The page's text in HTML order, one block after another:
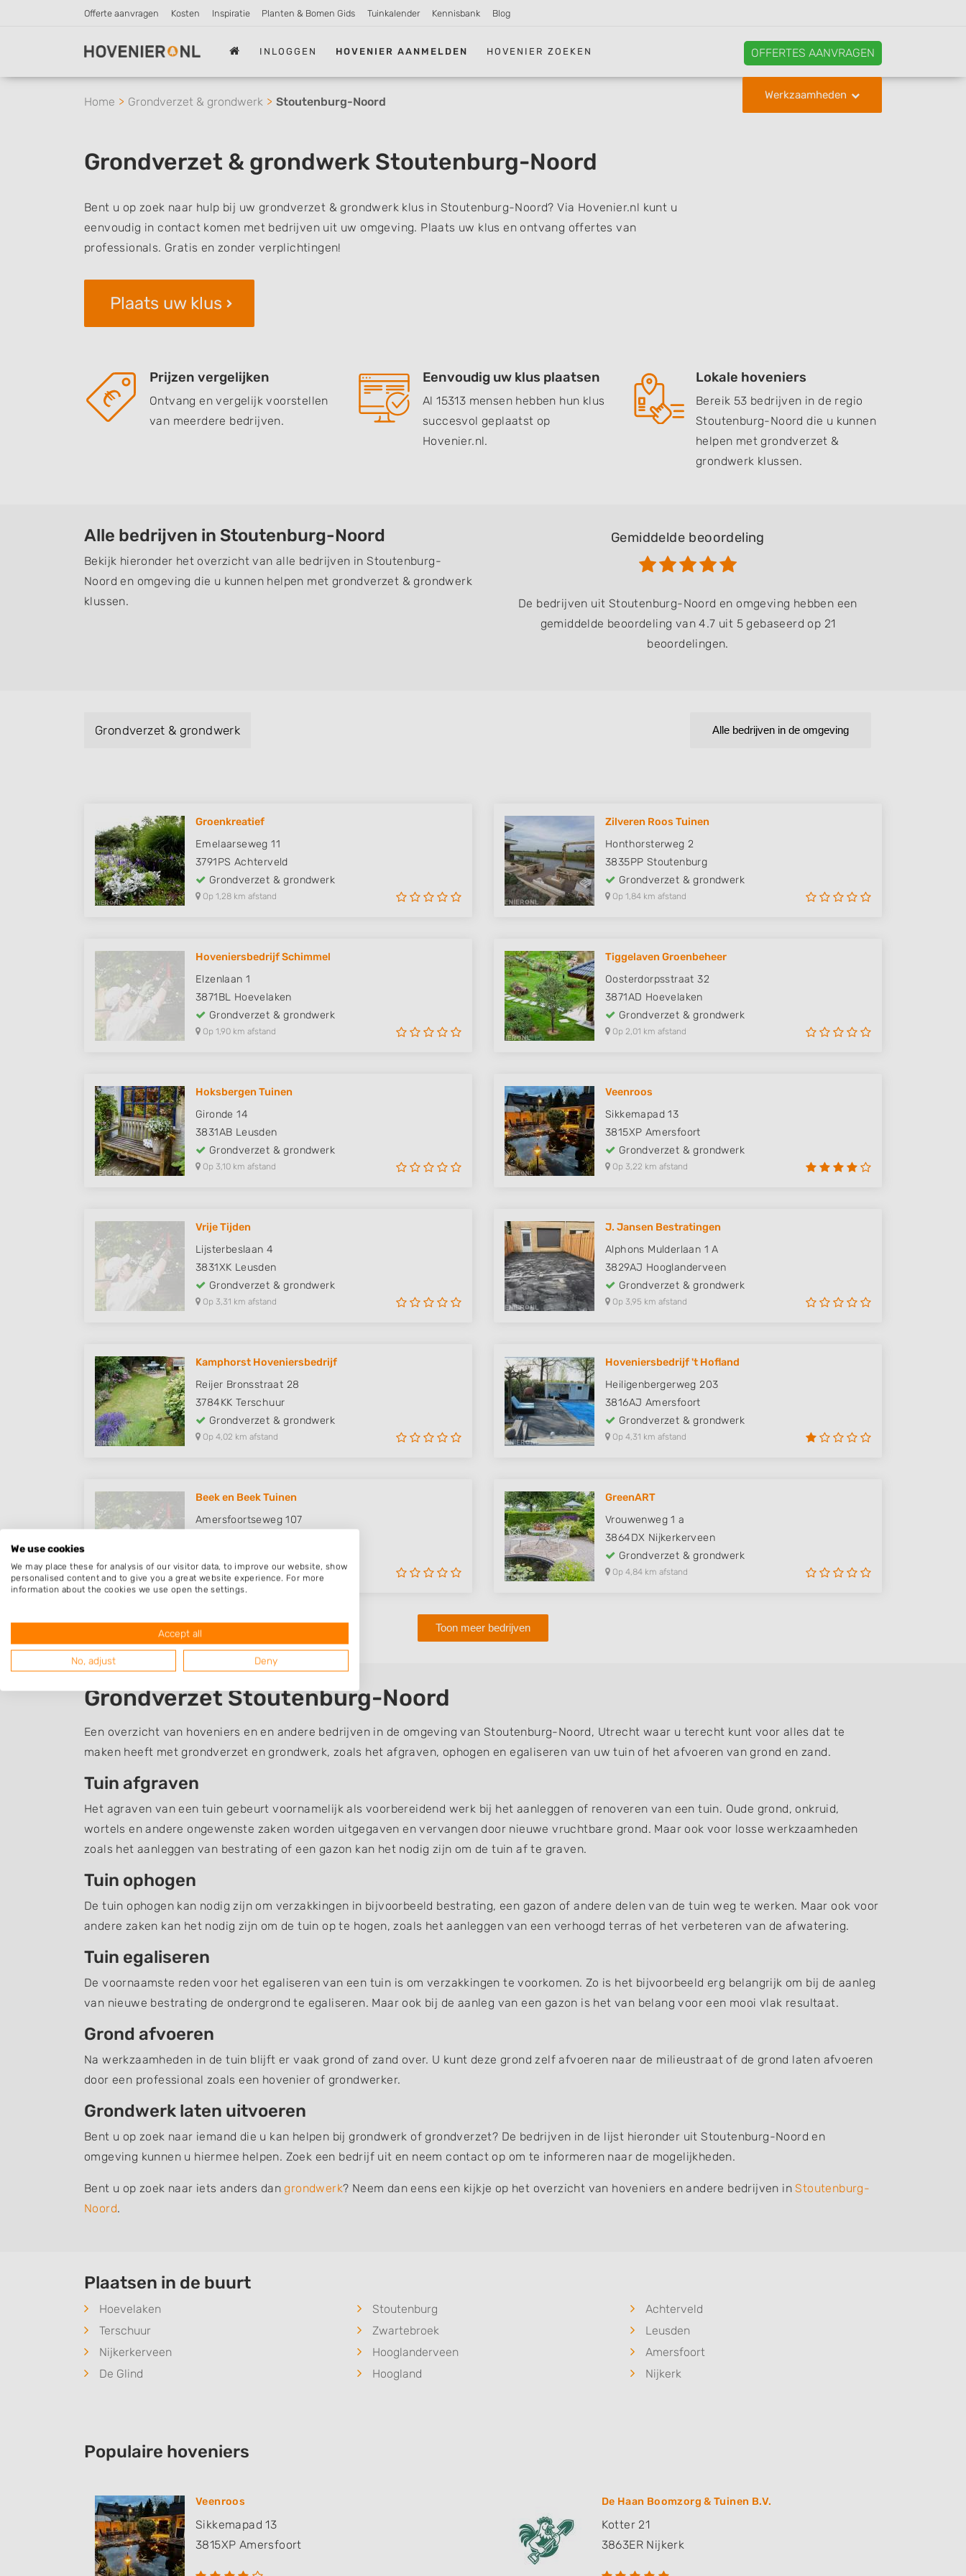
Offerte aanvragen Kosten Inspiratie Planten & Bomen Gids Tuinkalender Kennisbank Blog
INLOGGEN HOVENIER AANMELDEN HOVENIER ZOEKEN OFFERTES AANVRAGEN
Werkzaamheden
Home Grondverzet & grondwerk Stoutenburg-Noord
Grondverzet & grondwerk Stoutenburg-Noord
Bent u op zoek naar hulp bij uw grondverzet & grondwerk klus in Stoutenburg-Noord? Via Hovenier.nl kunt u
eenvoudig in contact komen met bedrijven uit uw omgeving. Plaats uw klus en ontvang offertes van
professionals. Gratis en zonder verplichtingen!
Plaats uw klus
Prijzen vergelijken
Ontvang en vergelijk voorstellen
van meerdere bedrijven.
Eenvoudig uw klus plaatsen
Al 15313 mensen hebben hun klus
succesvol geplaatst op
Hovenier.nl.
Lokale hoveniers
Bereik 53 bedrijven in de regio
Stoutenburg-Noord die u kunnen
helpen met grondverzet &
grondwerk klussen.
Alle bedrijven in Stoutenburg-Noord
Bekijk hieronder het overzicht van alle bedrijven in Stoutenburg-
Noord en omgeving die u kunnen helpen met grondverzet & grondwerk
klussen.
Gemiddelde beoordeling
De bedrijven uit Stoutenburg-Noord en omgeving hebben een
gemiddelde beoordeling van 4.7 uit 5 gebaseerd op 21
beoordelingen.
Grondverzet & grondwerk Alle bedrijven in de omgeving
Groenkreatief
Emelaarseweg 11
3791PS Achterveld
Grondverzet & grondwerk
Op 1,28 km afstand
Zilveren Roos Tuinen
Honthorsterweg 2
3835PP Stoutenburg
Grondverzet & grondwerk
Op 1,84 km afstand
Hoveniersbedrijf Schimmel
Elzenlaan 1
3871BL Hoevelaken
Grondverzet & grondwerk
Op 1,90 km afstand
Tiggelaven Groenbeheer
Oosterdorpsstraat 32
3871AD Hoevelaken
Grondverzet & grondwerk
Op 2,01 km afstand
Hoksbergen Tuinen
Gironde 14
3831AB Leusden
Grondverzet & grondwerk
Op 3,10 km afstand
Veenroos
Sikkemapad 13
3815XP Amersfoort
Grondverzet & grondwerk
Op 3,22 km afstand
Vrije Tijden
Lijsterbeslaan 4
3831XK Leusden
Grondverzet & grondwerk
Op 3,31 km afstand
J. Jansen Bestratingen
Alphons Mulderlaan 1 A
3829AJ Hooglanderveen
Grondverzet & grondwerk
Op 3,95 km afstand
Kamphorst Hoveniersbedrijf
Reijer Bronsstraat 28
3784KK Terschuur
Grondverzet & grondwerk
Op 4,02 km afstand
Hoveniersbedrijf 't Hofland
Heiligenbergerweg 203
3816AJ Amersfoort
Grondverzet & grondwerk
Op 4,31 km afstand
Beek en Beek Tuinen
Amersfoortseweg 107
Op 4,45 km afstand
GreenART
Vrouwenweg 1 a
3864DX Nijkerkerveen
Grondverzet & grondwerk
Op 4,84 km afstand
Toon meer bedrijven
Grondverzet Stoutenburg-Noord
Een overzicht van hoveniers en en andere bedrijven in de omgeving van Stoutenburg-Noord, Utrecht waar u terecht kunt voor alles dat te
maken heeft met grondverzet en grondwerk, zoals het afgraven, ophogen en egaliseren van uw tuin of het afvoeren van grond en zand.
Tuin afgraven
Het agraven van een tuin gebeurt voornamelijk als voorbereidend werk bij het aanleggen of renoveren van een tuin. Oude grond, onkruid,
wortels en andere ongewenste zaken worden uitgegaven en vervangen door nieuwe vruchtbare grond. Maar ook voor losse werkzaamheden
zoals het aanleggen van bestrating of een gazon kan het nodig zijn om de tuin af te graven.
Tuin ophogen
De tuin ophogen kan nodig zijn om verzakkingen in bijvoorbeeld bestrating, een gazon of andere delen van de tuin weg te werken. Maar ook voor
andere zaken kan het nodig zijn om de tuin op te hogen, zoals het aanleggen van een verhoogd terras of het verbeteren van de afwatering.
Tuin egaliseren
De voornaamste reden voor het egaliseren van een tuin is om verzakkingen te voorkomen. Zo is het bijvoorbeeld erg belangrijk om bij de aanleg
van nieuwe bestrating de ondergrond te egaliseren. Maar ook bij de aanleg van een gazon is het van belang voor een mooi vlak resultaat.
Grond afvoeren
Na werkzaamheden in de tuin blijft er vaak grond of zand over. U kunt deze grond zelf afvoeren naar de milieustraat of de grond laten afvoeren
door een professional zoals een hovenier of grondwerker.
Grondwerk laten uitvoeren
Bent u op zoek naar iemand die u kan helpen bij grondwerk of grondverzet? De bedrijven in de lijst hieronder uit Stoutenburg-Noord en
omgeving kunnen u hiermee helpen. Zoek een bedrijf uit en neem contact op om te informeren naar de mogelijkheden.
Bent u op zoek naar iets anders dangrondwerk? Neem dan eens een kijkje op het overzicht van hoveniers en andere bedrijven inStoutenburg-
Noord.
Plaatsen in de buurt
Hoevelaken Stoutenburg
Achterveld
Terschuur
Zwartebroek
Leusden
Nijkerkerveen
Hooglanderveen
Amersfoort
De Glind
Hoogland Nijkerk
Populaire hoveniers
Veenroos
Sikkemapad 13
3815XP Amersfoort
De Haan Boomzorg & Tuinen B.V.
Kotter 21
3863ER Nijkerk
We use cookies
We may place these for analysis of our visitor data, to improve our website, show
personalised content and to give you a great website experience. For more
information about the cookies we use open the settings.
Accept all
No, adjust Deny